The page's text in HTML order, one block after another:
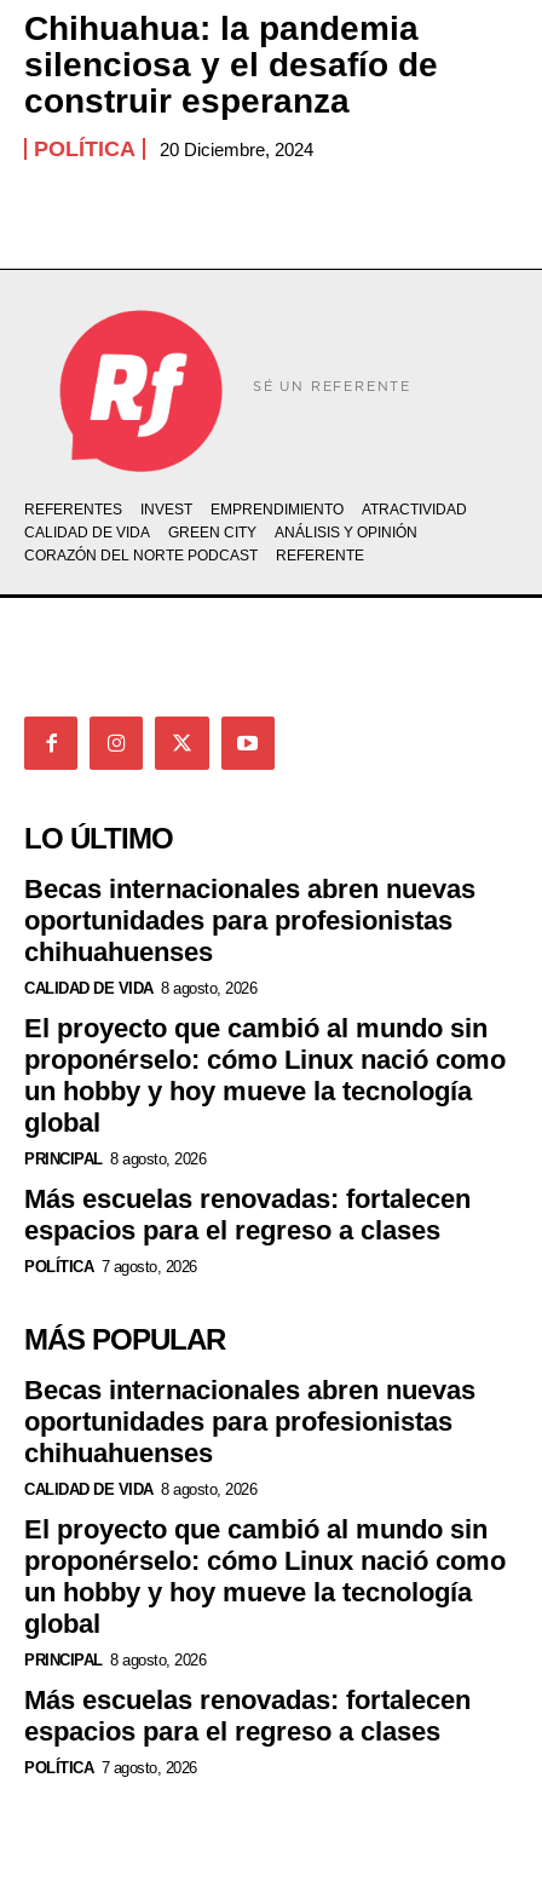
Chihuahua: la pandemia
silenciosa y el desafío de
construir esperanza
POLÍTICA 20 Diciembre, 2024
SÉ UN REFERENTE
REFERENTES INVEST EMPRENDIMIENTO
ATRACTIVIDAD
CALIDAD DE VIDA
GREEN CITY
ANÁLISIS Y OPINIÓN
CORAZÓN DEL NORTE PODCAST
REFERENTE
LO ÚLTIMO
Becas internacionales abren nuevas
oportunidades para profesionistas
chihuahuenses
CALIDAD DE VIDA 8 agosto, 2026
El proyecto que cambió al mundo sin
proponérselo: cómo Linux nació como
un hobby y hoy mueve la tecnología
global
PRINCIPAL 8 agosto, 2026
Más escuelas renovadas: fortalecen
espacios para el regreso a clases
POLÍTICA 7 agosto, 2026
MÁS POPULAR
Becas internacionales abren nuevas
oportunidades para profesionistas
chihuahuenses
CALIDAD DE VIDA 8 agosto, 2026
El proyecto que cambió al mundo sin
proponérselo: cómo Linux nació como
un hobby y hoy mueve la tecnología
global
PRINCIPAL 8 agosto, 2026
Más escuelas renovadas: fortalecen
espacios para el regreso a clases
POLÍTICA 7 agosto, 2026